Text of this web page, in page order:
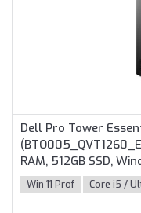
Dell Pro Tower
RAM, 512GB SSD,
Házas számítógép 3
Win 11 Prof Core i5 /